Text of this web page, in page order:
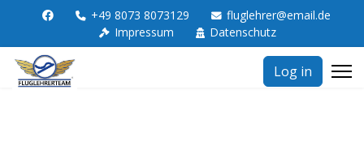
+49 8073 8073129
fluglehrer@email.de
Impressum
Datenschutz
Log in